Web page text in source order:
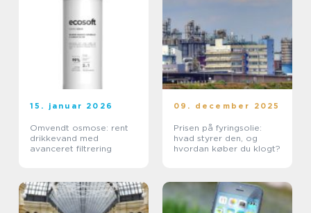
15. januar 2026
Omvendt osmose: rent
drikkevand med
avanceret filtrering
09. december 2025
Prisen på fyringsolie:
hvad styrer den, og
hvordan køber du klogt?